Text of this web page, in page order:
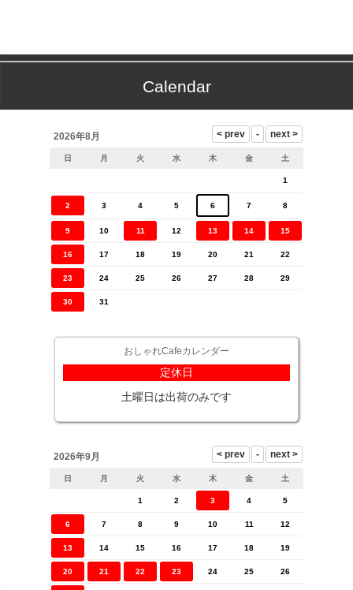
Calendar
2026年8月
日 月 火 水 木 金 土
1
2 3 4 5 6 7 8
9 10 11 12 13 14 15
16 17 18 19 20 21 22
23 24 25 26 27 28 29
30 31
おしゃれCafeカレンダー
定休日
土曜日は出荷のみです
2026年9月
日 月 火 水 木 金 土
1 2 3 4 5
6 7 8 9 10 11 12
13 14 15 16 17 18 19
20 21 22 23 24 25 26